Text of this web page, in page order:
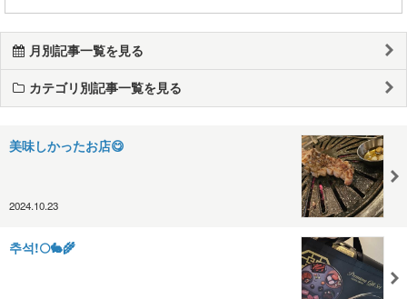
月別記事一覧を見る
カテゴリ別記事一覧を見る
美味しかったお店😋
2024.10.23
추석!🌕🐇🌾